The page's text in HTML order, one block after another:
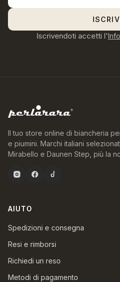
Iscrivendoti accetti l'
Il tuo store online di biancheria
e piumini. Marchi italiani
Mirabello e Daunen Step, più la
AIUTO
Spedizioni e consegna
Resi e rimborsi
Richiedi un reso
Metodi di pagamento